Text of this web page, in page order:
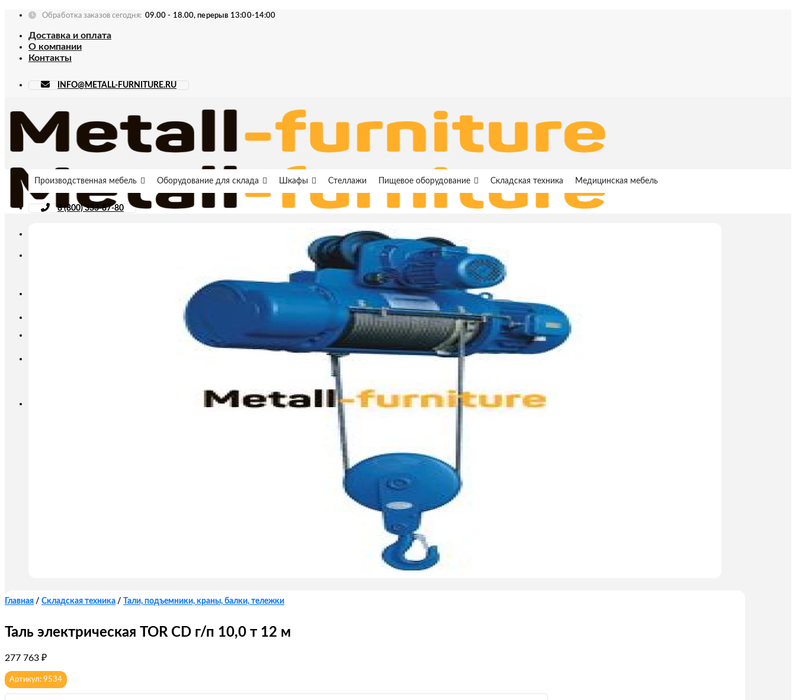
Skip
content
Обработка заказов сегодня: 09.00 - 18.00, перерыв 13:00-14:00
Доставка и оплата
О компании
Контакты
INFO@METALL-FURNITURE.RU
Производственная мебель Оборудование для склада Шкафы Стеллажи Пищевое оборудование Складская техника Медицинская мебель
8 (800) 333-87-80
Главная / Складская техника / Тали, подъемники, краны, балки, тележки
Таль электрическая TOR CD г/п 10,0 т 12 м
277 763 ₽
Артикул: 9534